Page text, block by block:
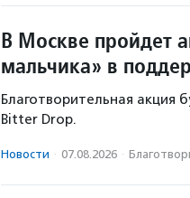
В Москве пройдет
мальчика» в
Благотворительная акция
Bitter Drop.
Новости · 07.08.2026 ·